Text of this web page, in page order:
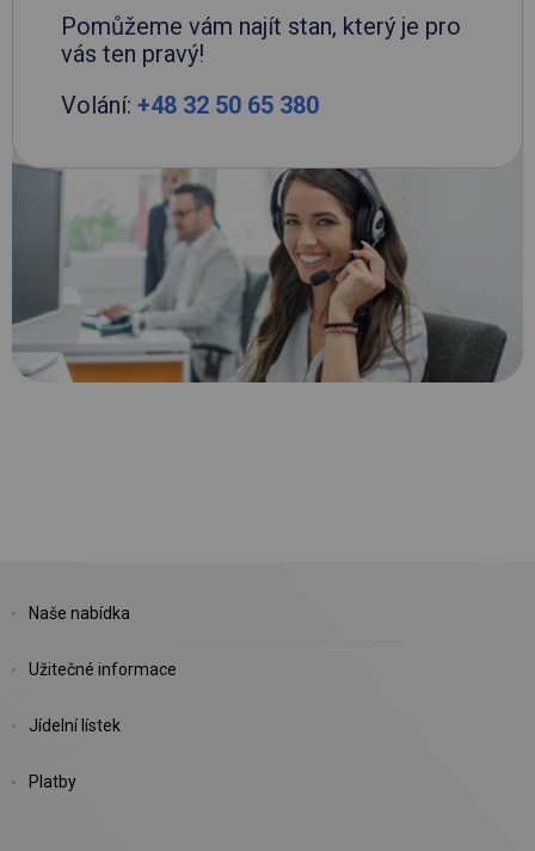
Pomůžeme vám najít stan, který je pro
vás ten pravý!
Volání: +48 32 50 65 380
Naše nabídka
Užitečné informace
Jídelní lístek
Platby